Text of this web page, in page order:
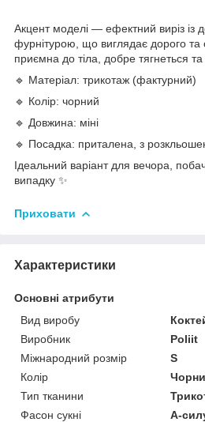
Акцент моделі — ефектний виріз із
фурнітурою, що виглядає дорого та
приємна до тіла, добре тягнеться
🔹 Матеріал: трикотаж (фактурний)
🔹 Колір: чорний
🔹 Довжина: міні
🔹 Посадка: приталена, з
Ідеальний варіант для вечора,
випадку ✨
Приховати
Характеристики
Основні атрибути
Вид виробу
Виробник
Poliit
Міжнародний розмір
S
Колір
Тип тканини
Фасон сукні
А-